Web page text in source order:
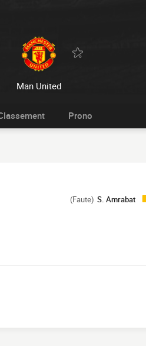
Man United
Prono
S. Amrabat
(Faute)